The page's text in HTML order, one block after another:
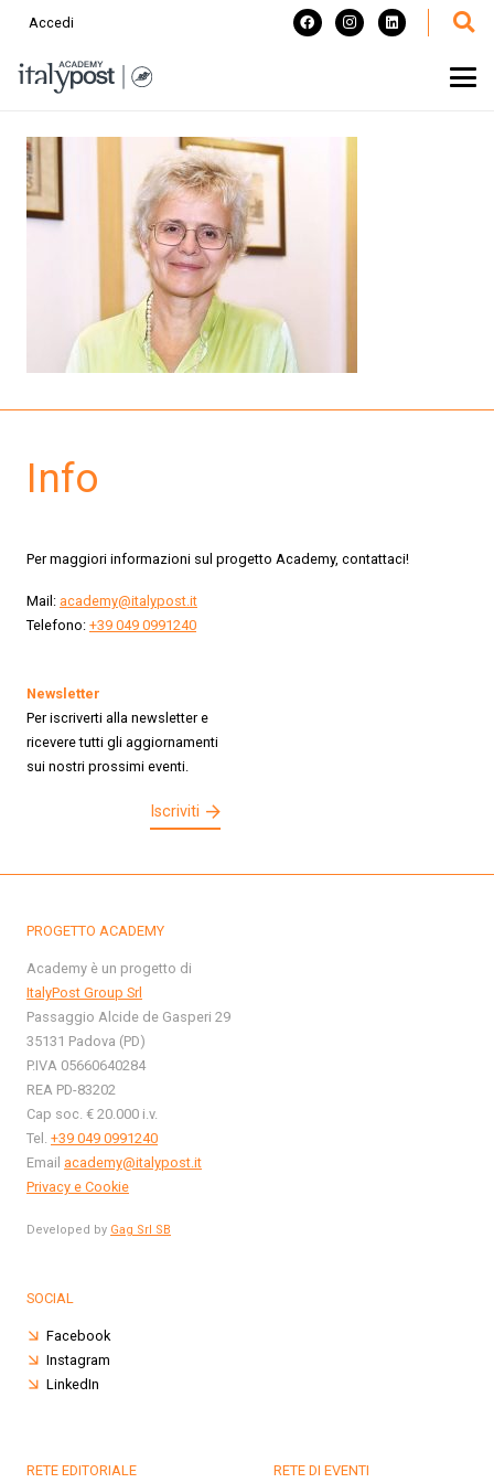
Accedi
Info
Per maggiori informazioni sul progetto Academy, contattaci!
Mail: academy@italypost.it
Telefono: +39 049 0991240
Newsletter
Per iscriverti alla newsletter e
ricevere tutti gli aggiornamenti
sui nostri prossimi eventi.
Iscriviti
PROGETTO ACADEMY
Academy è un progetto di
ItalyPost Group Srl
Passaggio Alcide de Gasperi 29
35131 Padova (PD)
P.IVA 05660640284
REA PD-83202
Cap soc. € 20.000 i.v.
Tel. +39 049 0991240
Email academy@italypost.it
Privacy e Cookie
Developed by Gag Srl SB
SOCIAL
Facebook
Instagram
LinkedIn
RETE EDITORIALE RETE DI EVENTI